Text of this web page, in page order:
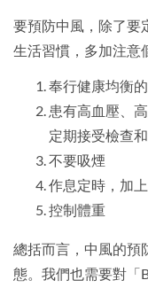
要預防中風，除了要
生活習慣，多加注意
奉行健康均衡
患有高血壓、
定期接受檢查
不要吸煙
作息定時，加
控制體重
總括而言，中風的預
態。我們也需要對「